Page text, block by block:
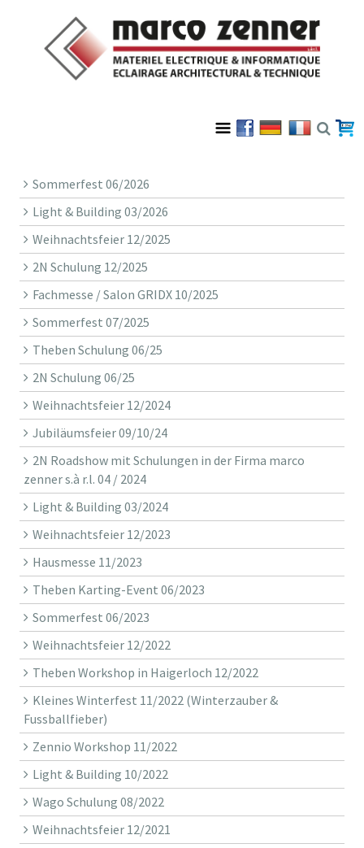
Sommerfest 06/2026
Light & Building 03/2026
Weihnachtsfeier 12/2025
2N Schulung 12/2025
Fachmesse / Salon GRIDX 10/2025
Sommerfest 07/2025
Theben Schulung 06/25
2N Schulung 06/25
Weihnachtsfeier 12/2024
Jubiläumsfeier 09/10/24
2N Roadshow mit Schulungen in der Firma marco
zenner s.à r.l. 04 / 2024
Light & Building 03/2024
Weihnachtsfeier 12/2023
Hausmesse 11/2023
Theben Karting-Event 06/2023
Sommerfest 06/2023
Weihnachtsfeier 12/2022
Theben Workshop in Haigerloch 12/2022
Kleines Winterfest 11/2022 (Winterzauber &
Fussballfieber)
Zennio Workshop 11/2022
Light & Building 10/2022
Wago Schulung 08/2022
Weihnachtsfeier 12/2021